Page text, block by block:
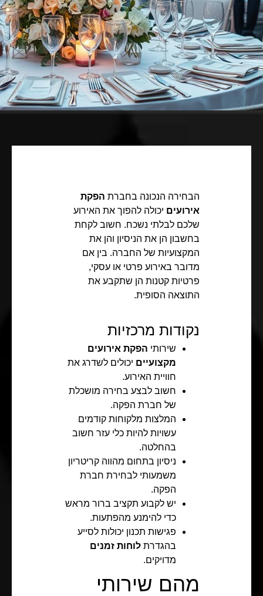
הבחירה הנכונה בחברת הפקת
אירועים יכולה להפוך את האירוע
שלכם לבלתי נשכח. חשוב לקחת
בחשבון הן את הניסיון והן את
המקצועיות של החברה. בין אם
מדובר באירוע פרטי או עסקי,
פרטיות קטנות הן שתקבע את
התוצאה הסופית.
נקודות מרכזיות
שירותי הפקת אירועים
מקצועיים יכולים לשדרג את
חוויית האירוע.
חשוב לבצע בחירה מושכלת
של חברת הפקה.
המלצות מלקוחות קודמים
עשויות להיות כלי עזר חשוב
בהחלטה.
ניסיון בתחום מהווה קריטריון
משמעותי לבחירת חברת
הפקה.
יש לקבוע תקציב ברור מראש
כדי להימנע מהפתעות.
פגישות תכנון יכולות לסייע
בהגדרת לוחות זמנים
מדויקים.
מהם שירותי